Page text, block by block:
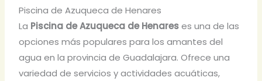
Piscina de Azuqueca de Henares
La Piscina de Azuqueca de Henareses una de las
opciones más populares para los amantes del
agua en la provincia de Guadalajara. Ofrece una
variedad de servicios y actividades acuáticas,